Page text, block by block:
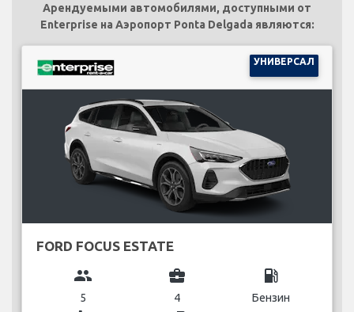
Арендуемыми автомобилями, доступными от
Enterprise на Аэропорт Ponta Delgada являются:
УНИВЕРСАЛ
FORD FOCUS ESTATE
group
5
business_center
4
local_gas_station
Бензин